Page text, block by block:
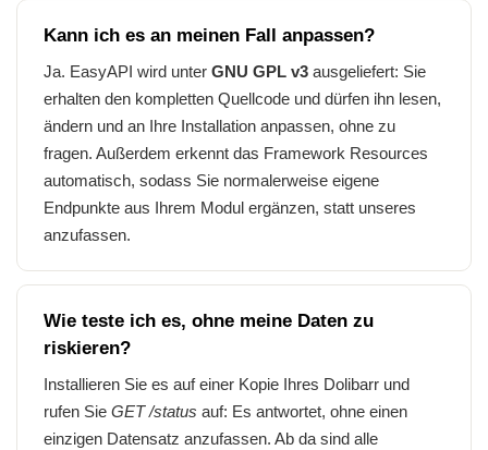
Kann ich es an meinen Fall anpassen?
Ja. EasyAPI wird unter GNU GPL v3 ausgeliefert: Sie
erhalten den kompletten Quellcode und dürfen ihn lesen,
ändern und an Ihre Installation anpassen, ohne zu
fragen. Außerdem erkennt das Framework Resources
automatisch, sodass Sie normalerweise eigene
Endpunkte aus Ihrem Modul ergänzen, statt unseres
anzufassen.
Wie teste ich es, ohne meine Daten zu
riskieren?
Installieren Sie es auf einer Kopie Ihres Dolibarr und
rufen Sie GET /status auf: Es antwortet, ohne einen
einzigen Datensatz anzufassen. Ab da sind alle